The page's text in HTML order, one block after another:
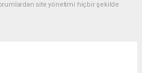
site yönetimi hiçbir şekilde